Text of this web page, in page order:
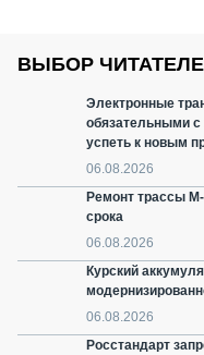
ВЫБОР
Электронные
обязательными с
успеть к новым
06.08.2026
Ремонт трассы
срока
06.08.2026
Курский
06.08.2026
Росстандарт